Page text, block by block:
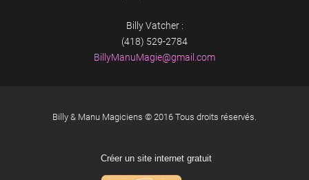
Billy Vatcher :
(418) 529-2784
BillyManuMagie@gmail.com
Billy & Manu Magiciens © 2016 Tous droits réservés.
Créer un site internet gratuit